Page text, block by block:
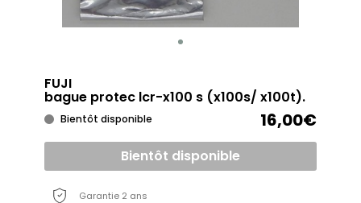
FUJI
bague protec lcr-x100 s (x100s/ x100t).
Bientôt disponible 16,00€
Bientôt disponible
Garantie 2 ans